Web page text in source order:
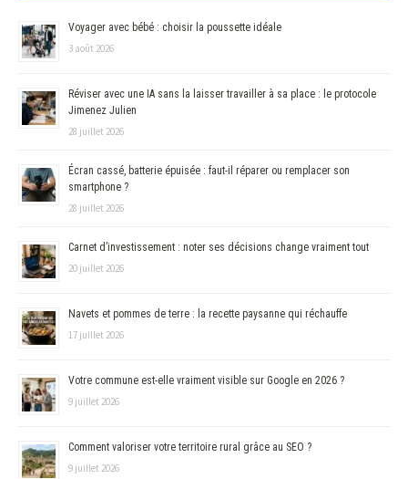
Voyager avec bébé : choisir la poussette idéale
3 août 2026
Réviser avec une IA sans la laisser travailler à sa place : le protocole
Jimenez Julien
28 juillet 2026
Écran cassé, batterie épuisée : faut-il réparer ou remplacer son
smartphone ?
28 juillet 2026
Carnet d’investissement : noter ses décisions change vraiment tout
20 juillet 2026
Navets et pommes de terre : la recette paysanne qui réchauffe
17 juillet 2026
Votre commune est-elle vraiment visible sur Google en 2026 ?
9 juillet 2026
Comment valoriser votre territoire rural grâce au SEO ?
9 juillet 2026